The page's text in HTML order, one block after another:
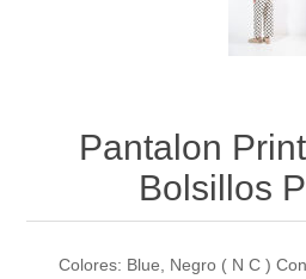
Pantalon
Bolsillos
Colores: Blue, Negro ( N C )